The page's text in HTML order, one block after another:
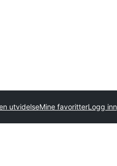
utvidelseMine favoritterLogg inn